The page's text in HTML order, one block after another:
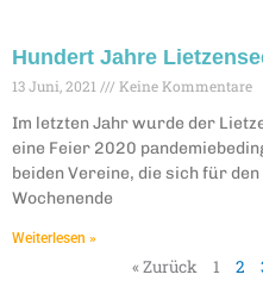
Hundert Jahre
13 Juni, 2021 Keine Kommentare
Im letzten Jahr wurde der
eine Feier 2020
beiden Vereine, die sich für
Wochenende
Weiterlesen »
« Zurück 1 2